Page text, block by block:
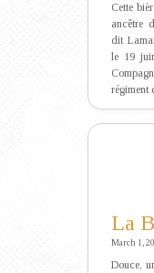
Cette
ancêtre
dit
le 19
régiment
La
March 1,
Douce,